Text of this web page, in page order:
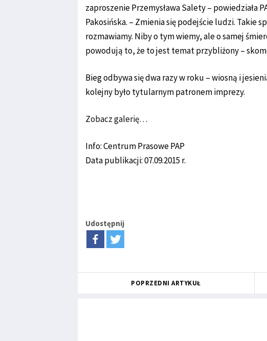
zaproszenie Przemysława Salety – powiedziała
Pakosińska. – Zmienia się podejście ludzi. Takie
rozmawiamy. Niby o tym wiemy, ale o samej
powodują to, że to jest temat przybliżony –
Bieg odbywa się dwa razy w roku – wiosną i
kolejny było tytularnym patronem imprezy.
Zobacz galerię…
Info: Centrum Prasowe PAP
Data publikacji: 07.09.2015 r.
Udostępnij
POPRZEDNI ARTYKUŁ